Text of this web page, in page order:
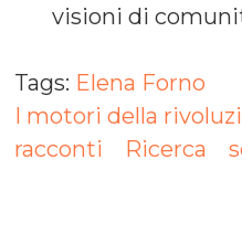
visioni di
Tags: Elena Forno
I motori della
racconti
Ricerca